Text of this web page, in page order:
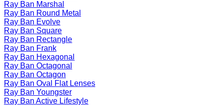
Ray Ban Marshal
Ray Ban Round Metal
Ray Ban Evolve
Ray Ban Square
Ray Ban Rectangle
Ray Ban Frank
Ray Ban Hexagonal
Ray Ban Octagonal
Ray Ban Octagon
Ray Ban Oval Flat Lenses
Ray Ban Youngster
Ray Ban Active Lifestyle